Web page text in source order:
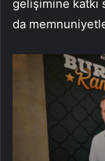
gelişimine katkı
da